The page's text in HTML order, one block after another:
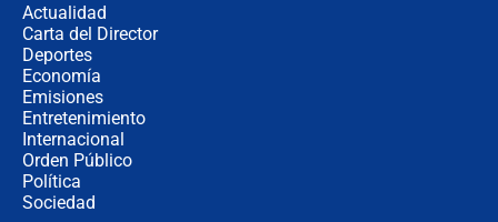
Actualidad
Carta del Director
Deportes
Economía
Emisiones
Entretenimiento
Internacional
Orden Público
Política
Sociedad